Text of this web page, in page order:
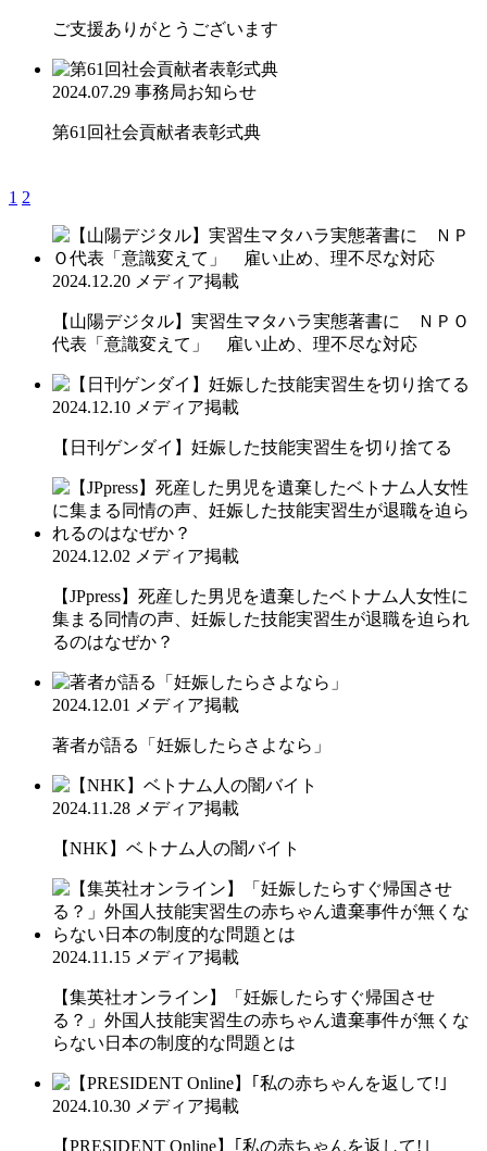
ご支援ありがとうございます
2024.07.29 事務局お知らせ
第61回社会貢献者表彰式典
1 2
2024.12.20 メディア掲載
【山陽デジタル】実習生マタハラ実態著書に ＮＰＯ
代表「意識変えて」 雇い止め、理不尽な対応
2024.12.10 メディア掲載
【日刊ゲンダイ】妊娠した技能実習生を切り捨てる
2024.12.02 メディア掲載
【JPpress】死産した男児を遺棄したベトナム人女性に
集まる同情の声、妊娠した技能実習生が退職を迫られ
るのはなぜか？
2024.12.01 メディア掲載
著者が語る「妊娠したらさよなら」
2024.11.28 メディア掲載
【NHK】ベトナム人の闇バイト
2024.11.15 メディア掲載
【集英社オンライン】「妊娠したらすぐ帰国させ
る？」外国人技能実習生の赤ちゃん遺棄事件が無くな
らない日本の制度的な問題とは
2024.10.30 メディア掲載
【PRESIDENT Online】｢私の赤ちゃんを返して!｣